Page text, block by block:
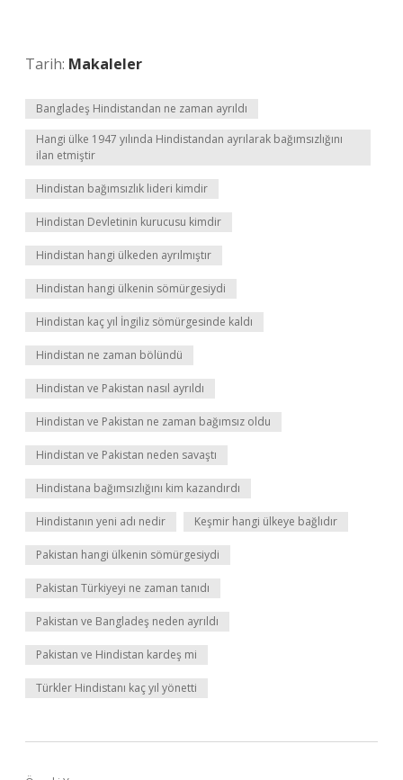
Tarih: Makaleler
Bangladeş Hindistandan ne zaman ayrıldı
Hangi ülke 1947 yılında Hindistandan ayrılarak bağımsızlığını
ilan etmiştir
Hindistan bağımsızlık lideri kimdir
Hindistan Devletinin kurucusu kimdir
Hindistan hangi ülkeden ayrılmıştır
Hindistan hangi ülkenin sömürgesiydi
Hindistan kaç yıl İngiliz sömürgesinde kaldı
Hindistan ne zaman bölündü
Hindistan ve Pakistan nasıl ayrıldı
Hindistan ve Pakistan ne zaman bağımsız oldu
Hindistan ve Pakistan neden savaştı
Hindistana bağımsızlığını kim kazandırdı
Hindistanın yeni adı nedir Keşmir hangi ülkeye bağlıdır
Pakistan hangi ülkenin sömürgesiydi
Pakistan Türkiyeyi ne zaman tanıdı
Pakistan ve Bangladeş neden ayrıldı
Pakistan ve Hindistan kardeş mi
Türkler Hindistanı kaç yıl yönetti